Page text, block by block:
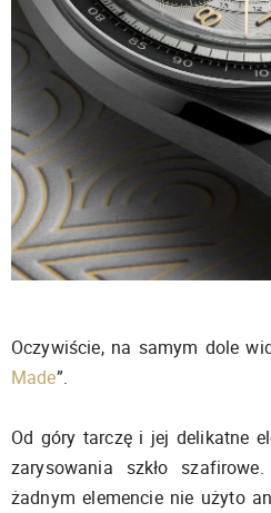
Oczywiście, na samym dole
Made”.
Od góry tarczę i jej delikatne
zarysowania szkło
żadnym elemencie nie użyto